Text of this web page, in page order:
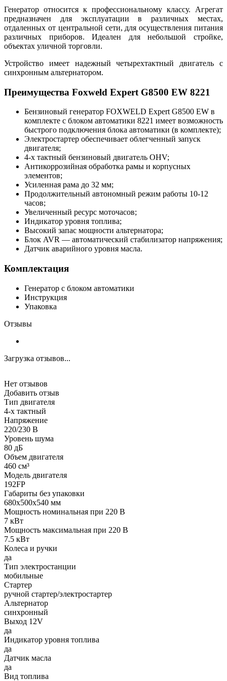
Генератор относится к профессиональному классу. Агрегат
предназначен для эксплуатации в различных местах,
отдаленных от центральной сети, для осуществления питания
различных приборов. Идеален для небольшой стройке,
объектах уличной торговли.
Устройство имеет надежный четырехтактный двигатель с
синхронным альтернатором.
Преимущества Foxweld Expert G8500 EW 8221
Бензиновый генератор FOXWELD Expert G8500 EW в
комплекте с блоком автоматики 8221 имеет возможность
быстрого подключения блока автоматики (в комплекте);
Электростартер обеспечивает облегченный запуск
двигателя;
4-х тактный бензиновый двигатель OHV;
Антикоррозийная обработка рамы и корпусных
элементов;
Усиленная рама до 32 мм;
Продолжительный автономный режим работы 10-12
часов;
Увеличенный ресурс моточасов;
Индикатор уровня топлива;
Высокий запас мощности альтернатора;
Блок AVR — автоматический стабилизатор напряжения;
Датчик аварийного уровня масла.
Комплектация
Генератор с блоком автоматики
Инструкция
Упаковка
Отзывы
Загрузка отзывов...
Нет отзывов
Добавить отзыв
Тип двигателя
4-х тактный
Напряжение
220/230 В
Уровень шума
80 дБ
Объем двигателя
460 см³
Модель двигателя
192FP
Габариты без упаковки
680х500х540 мм
Мощность номинальная при 220 В
7 кВт
Мощность максимальная при 220 В
7.5 кВт
Колеса и ручки
да
Тип электростанции
мобильные
Стартер
ручной стартер/электростартер
Альтернатор
синхронный
Выход 12V
да
Индикатор уровня топлива
да
Датчик масла
да
Вид топлива